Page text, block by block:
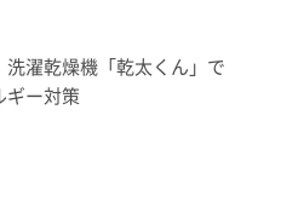
洗濯乾燥機「乾太くん」で
ギー対策